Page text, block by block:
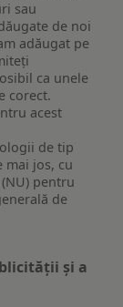
sau
de noi
adăugat pe
ca unele
corect.
acest
de tip
mai jos, cu
pentru
de
și a